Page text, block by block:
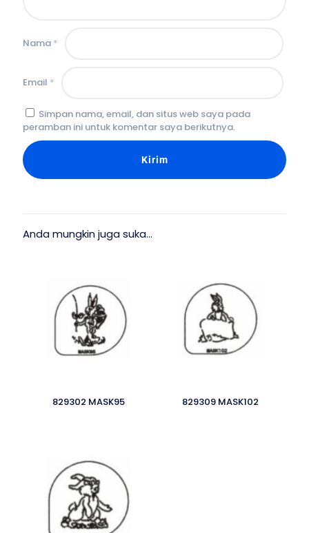
Nama *
Email *
Simpan nama, email, dan situs web saya pada
peramban ini untuk komentar saya berikutnya.
Anda mungkin juga suka…
829302 MASK95 829309 MASK102